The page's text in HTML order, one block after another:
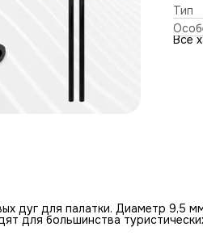
Тип
Все
дуг для палатки. Диаметр 9,5
для большинства